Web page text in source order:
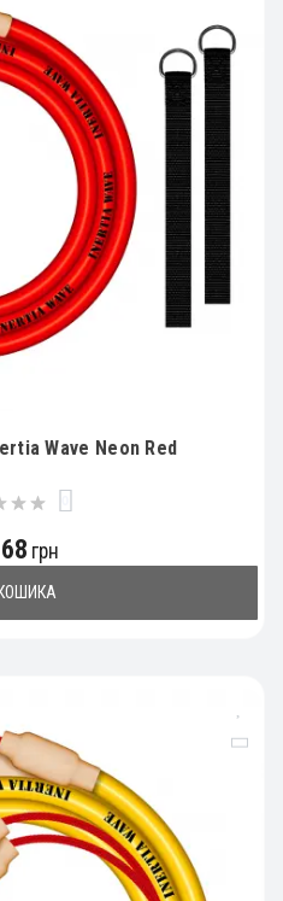
Wave Neon Red
грн